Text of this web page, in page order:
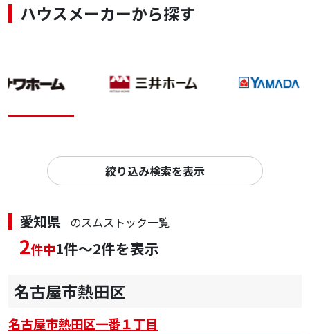
ハウスメーカーから探す
絞り込み検索を表示
愛知県 のスムストック一覧
2件中1件～2件を表示
名古屋市熱田区
名古屋市熱田区一番１丁目